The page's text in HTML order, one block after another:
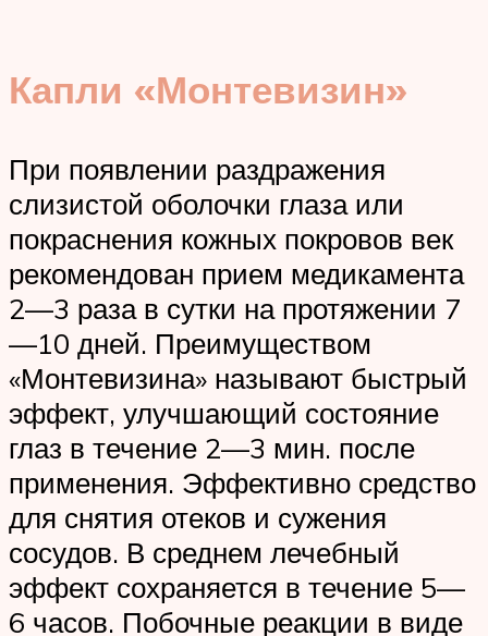
Капли «Монтевизин»
При появлении раздражения
слизистой оболочки глаза или
покраснения кожных покровов век
рекомендован прием медикамента
2—3 раза в сутки на протяжении 7
—10 дней. Преимуществом
«Монтевизина» называют быстрый
эффект, улучшающий состояние
глаз в течение 2—3 мин. после
применения. Эффективно средство
для снятия отеков и сужения
сосудов. В среднем лечебный
эффект сохраняется в течение 5—
6 часов. Побочные реакции в виде